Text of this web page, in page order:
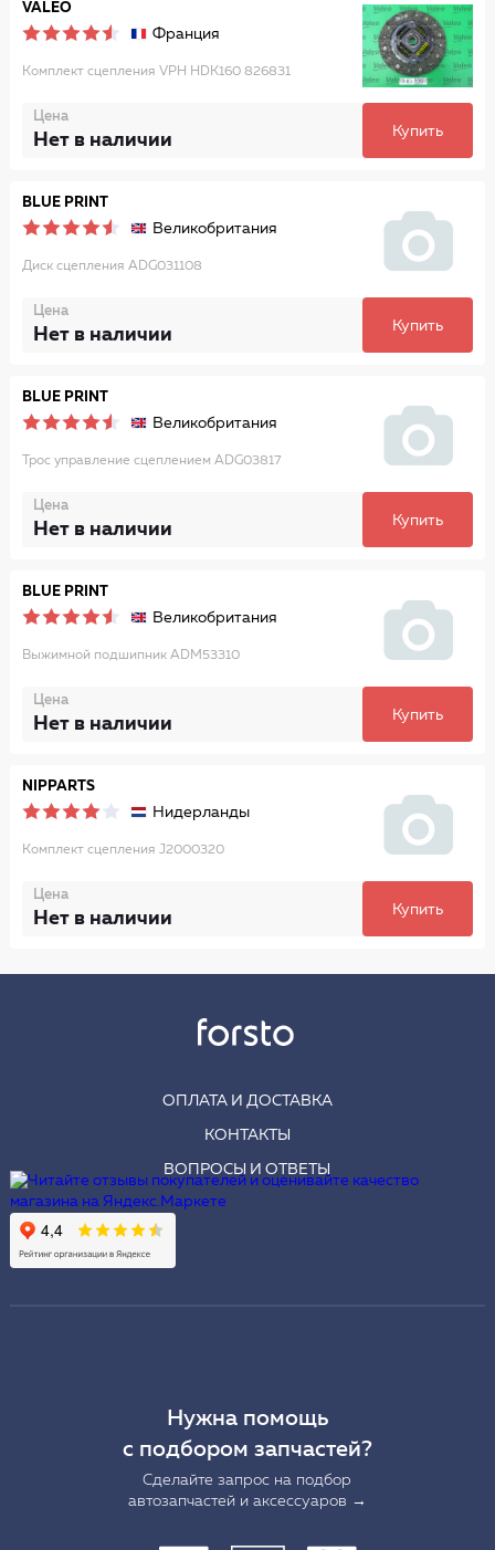
VALEO
Франция
Комплект сцепления VPH HDK160 826831
Цена
Нет в наличии Купить
BLUE PRINT
Великобритания
Диск сцепления ADG031108
Цена
Нет в наличии Купить
BLUE PRINT
Великобритания
Трос управление сцеплением ADG03817
Цена
Нет в наличии Купить
BLUE PRINT
Великобритания
Выжимной подшипник ADM53310
Цена
Нет в наличии Купить
NIPPARTS
Нидерланды
Комплект сцепления J2000320
Цена
Нет в наличии Купить
ОПЛАТА И ДОСТАВКА
КОНТАКТЫ
ВОПРОСЫ И ОТВЕТЫ
Нужна помощь
с подбором запчастей?
Сделайте запрос на подбор
автозапчастей и аксессуаров →